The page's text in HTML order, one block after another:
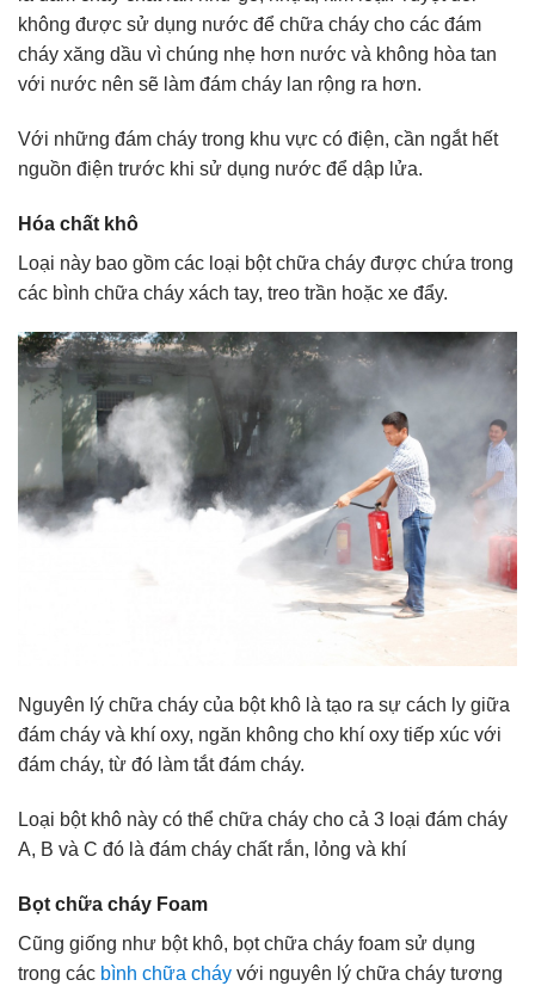
không được sử dụng nước để chữa cháy cho các đám
cháy xăng dầu vì chúng nhẹ hơn nước và không hòa tan
với nước nên sẽ làm đám cháy lan rộng ra hơn.
Với những đám cháy trong khu vực có điện, cần ngắt hết
nguồn điện trước khi sử dụng nước để dập lửa.
Hóa chất khô
Loại này bao gồm các loại bột chữa cháy được chứa trong
các bình chữa cháy xách tay, treo trần hoặc xe đẩy.
Nguyên lý chữa cháy của bột khô là tạo ra sự cách ly giữa
đám cháy và khí oxy, ngăn không cho khí oxy tiếp xúc với
đám cháy, từ đó làm tắt đám cháy.
Loại bột khô này có thể chữa cháy cho cả 3 loại đám cháy
A, B và C đó là đám cháy chất rắn, lỏng và khí
Bọt chữa cháy Foam
Cũng giống như bột khô, bọt chữa cháy foam sử dụng
trong các bình chữa cháy với nguyên lý chữa cháy tương